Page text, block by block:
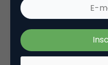
kan op YouTube zijn,
een van de eerste
media voor
platformen aparte